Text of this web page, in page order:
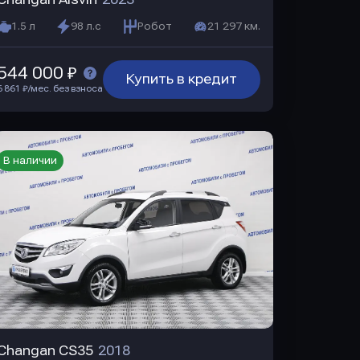
1.5 л 98 л.с Робот 21 297 км.
Купить в кредит
000 ₽
861 ₽/мес. без взноса
CS35 2018
В наличии